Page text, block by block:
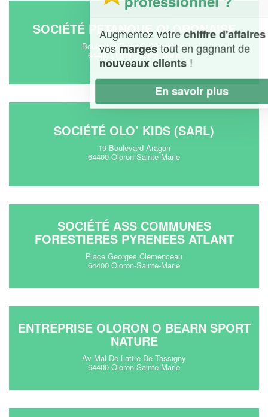
SOCIÉTÉ PETANQUE OLORONAISE
Boulevard Francois Mitterrand
64400 Oloron-Sainte-Marie
SOCIÉTÉ OLO’ KIDS (SARL)
19 Boulevard Aragon
64400 Oloron-Sainte-Marie
SOCIÉTÉ ASS COMMUNES
FORESTIERES PYRENEES ATLANT
Place Georges Clemenceau
64400 Oloron-Sainte-Marie
ENTREPRISE OLORON O BEARN SPORT
NATURE
Av Mal De Lattre De Tassigny
64400 Oloron-Sainte-Marie
Augmentez votrechiffre d'affaireset
vos
margestout en gagnant de
nouveaux clients!
En savoir plus